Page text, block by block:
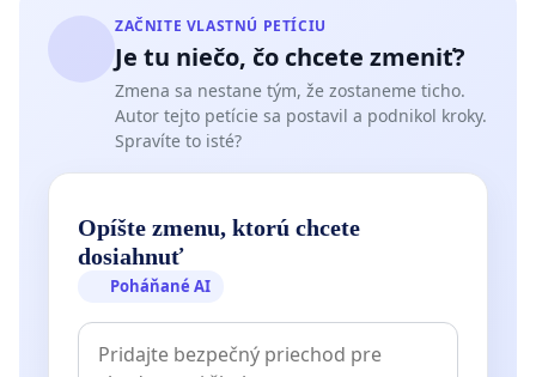
ZAČNITE VLASTNÚ PETÍCIU
Je tu niečo, čo chcete zmeniť?
Zmena sa nestane tým, že zostaneme ticho.
Autor tejto petície sa postavil a podnikol kroky.
Spravíte to isté?
Opíšte zmenu, ktorú chcete
dosiahnuť
Poháňané AI